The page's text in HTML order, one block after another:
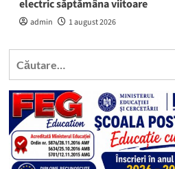
electric săptămâna viitoare
admin 1 august 2026
Caută